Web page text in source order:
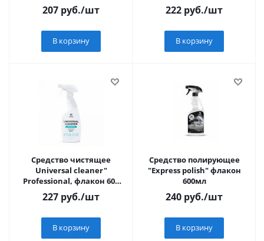
207 руб./шт
В корзину
222 руб./шт
В корзину
Средство чистящее
Universal cleaner"
Professional, флакон 600
мл
227 руб./шт
В корзину
Средство полирующее
"Express polish" флакон
600мл
240 руб./шт
В корзину